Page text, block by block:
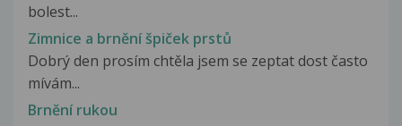
bolest...
Zimnice a brnění špiček prstů
Dobrý den prosím chtěla jsem se zeptat dost často
mívám...
Brnění rukou